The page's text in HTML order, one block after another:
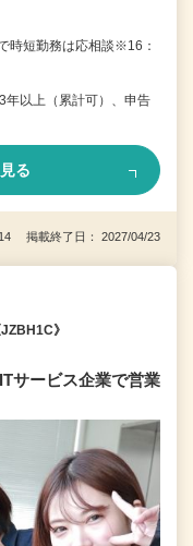
時短勤務は応相談※16：
年以上（累計可）、申告
る
掲載終了日： 2027/04/23
》
サービス企業で営業